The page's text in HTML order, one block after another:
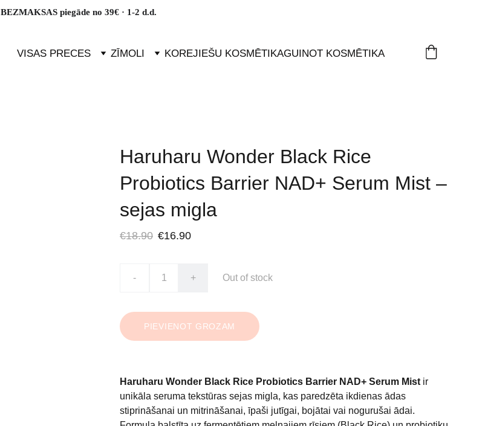
BEZMAKSAS piegāde no 39€ · 1-2 d.d.
VISAS PRECES ZĪMOLI KOREJIEŠU KOSMĒTIKAGUINOT KOSMĒTIKA
Haruharu Wonder Black Rice
Probiotics Barrier NAD+ Serum Mist –
sejas migla
€18.90 €16.90
- + Out of stock
PIEVIENOT GROZAM
Haruharu Wonder Black Rice Probiotics Barrier NAD+ Serum Mist ir
unikāla seruma tekstūras sejas migla, kas paredzēta ikdienas ādas
stiprināšanai un mitrināšanai, īpaši jutīgai, bojātai vai nogurušai ādai.